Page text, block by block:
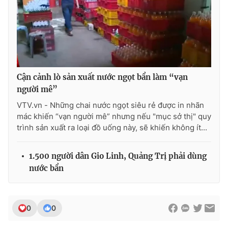
THỜI BÁO VTV
Cơ quan chủ quản:Đài Truyền hình Việt Nam
Giấy phép hoạt động báo in và báo điện tử số 483/GP-BTTTT
cấp ngày 29/12/2023
Nguyễn Trọng Ninh
Tổng đài VTV:
Cận cảnh lò sản xuất nước ngọt bẩn làm “vạn
người mê”
VTV.vn - Những chai nước ngọt siêu rẻ được in nhãn
mác khiến “vạn người mê” nhưng nếu "mục sở thị" quy
trình sản xuất ra loại đồ uống này, sẽ khiến không ít...
1.500 người dân Gio Linh, Quảng Trị phải dùng
nước bẩn
0 0